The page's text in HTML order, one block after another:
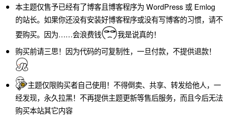
本主题仅售予已经有了博客且博客程序为 WordPress 或 Emlog
的站长。如果你还没有安装好博客程序或没有写博客的习惯，请不
要购买。因为……会浪费钱
我是说真的！
购买前请三思！因为代码的可复制性，一旦付款，不提供退款！
主题仅限购买者自己使用！不得倒卖、共享、转发给他人，一
经发现，永久拉黑！不再提供主题更新等售后服务，而且今后无法
购买本站其它内容